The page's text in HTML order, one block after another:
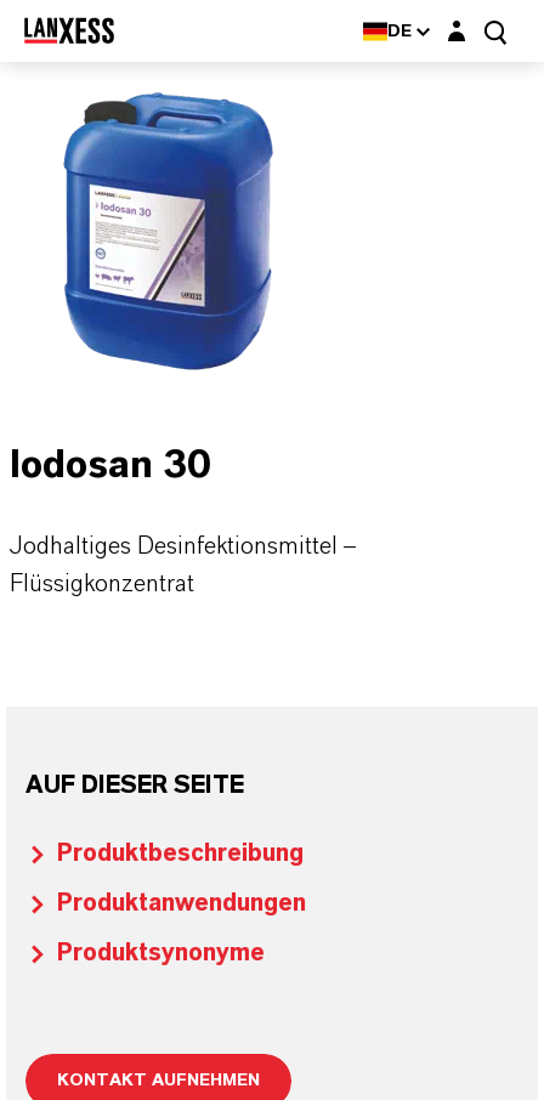
DE Login-Maske
Iodosan 30
Jodhaltiges Desinfektionsmittel –
Flüssigkonzentrat
AUF DIESER SEITE
Produktbeschreibung
Produktanwendungen
Produktsynonyme
KONTAKT AUFNEHMEN